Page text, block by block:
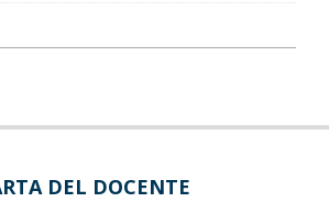
DEL DOCENTE